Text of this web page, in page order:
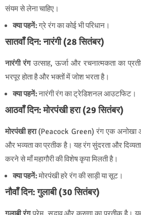
संयम से लेना चाहिए।
क्या पहनें:ग्रे रंग का कोई भी परिधान।
सातवाँ दिन: नारंगी (28 सितंबर)
नारंगी रंगउत्साह, ऊर्जा और रचनात्मकता का
भरपूर होता है और भक्तों में जोश भरता है।
क्या पहनें:नारंगी रंग का ट्रेडिशनल आउटफिट।
आठवाँ दिन: मोरपंखी हरा (29 सितंबर)
मोरपंखी हरा(Peacock Green) रंग एक अनोखा
और भव्यता का प्रतीक है। यह रंग सुंदरता और
करने से माँ महागौरी की विशेष कृपा मिलती है।
क्या पहनें:मोरपंखी हरे रंग की साड़ी या सूट।
नौवाँ दिन: गुलाबी (30 सितंबर)